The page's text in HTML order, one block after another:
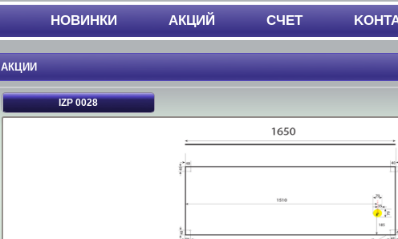
НОВИНКИ АКЦИЙ СЧЕТ
АКЦИИ
IZP 0028